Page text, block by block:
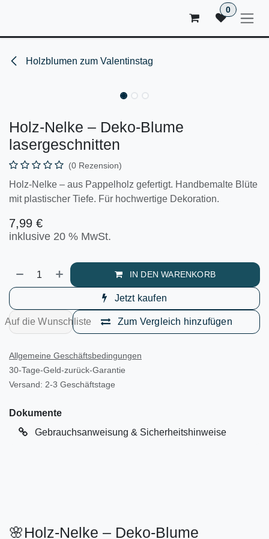
0
Holzblumen zum Valentinstag
Holz-Nelke – Deko-Blume
lasergeschnitten
(0 Rezension)
Holz-Nelke – aus Pappelholz gefertigt. Handbemalte Blüte
mit plastischer Tiefe. Für hochwertige Dekoration.
7,99 €
inklusive 20 % MwSt.
IN DEN WARENKORB
Jetzt kaufen
Zum Vergleich hinzufügen
Auf die Wunschliste
Allgemeine Geschäftsbedingungen
30-Tage-Geld-zurück-Garantie
Versand: 2-3 Geschäftstage
Dokumente
Gebrauchsanweisung & Sicherheitshinweise
🌸Holz-Nelke – Deko-Blume